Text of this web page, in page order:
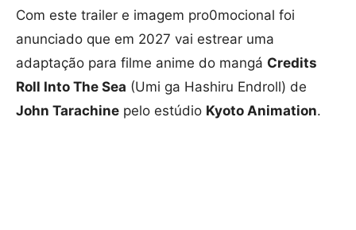
Com este trailer e imagem pro0mocional foi
anunciado que em 2027 vai estrear uma
adaptação para filme anime do mangá Credits
Roll Into The Sea (Umi ga Hashiru Endroll) de
John Tarachine pelo estúdio Kyoto Animation.